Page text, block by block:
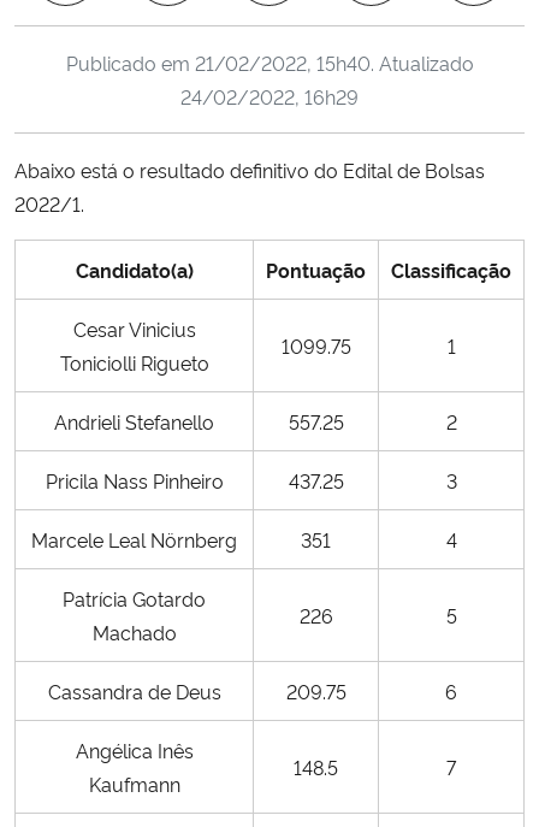
Ministério da Ciência, Tecnologia, Inovações e Comunicações
Ministério do Meio Ambiente
Ministério do Turismo
Ministério da Mulher, da Família e dos Direitos Humanos
Secretaria-Geral
Secretaria de Governo
Gabinete de Segurança Institucional
Advocacia-Geral da União
Publicado em 21/02/2022, 15h40. Atualizado
24/02/2022, 16h29
Abaixo está o resultado definitivo do Edital de Bolsas
2022/1.
Candidato(a) Pontuação Classificação
Cesar Vinicius
Toniciolli Rigueto
1099.75 1
Andrieli Stefanello 557.25 2
Pricila Nass Pinheiro 437.25 3
Marcele Leal Nörnberg 351 4
Patrícia Gotardo
Machado
226 5
Cassandra de Deus 209.75 6
Angélica Inês
Kaufmann
148.5 7